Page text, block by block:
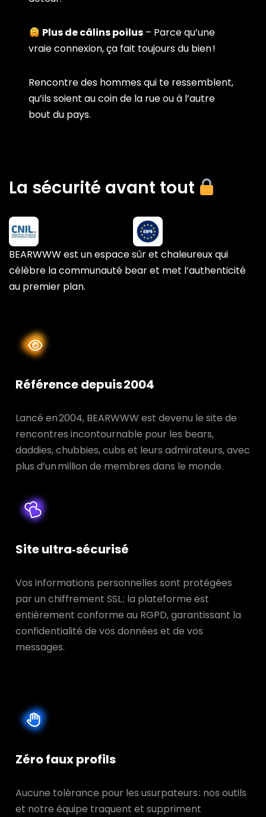
Plus de câlins poilus– Parce qu’une
vraie connexion, ça fait toujours du bien !
Rencontre des hommes qui te ressemblent,
qu’ils soient au coin de la rue ou à l’autre
bout du pays.
La sécurité avant tout
BEARWWW est un espace sûr et chaleureux qui
célèbre la communauté bear et met l’authenticité
au premier plan.
Référence depuis 2004
Lancé en 2004, BEARWWW est devenu le site de
rencontres incontournable pour les bears,
daddies, chubbies, cubs et leurs admirateurs, avec
plus d’un million de membres dans le monde.
Site ultra‑sécurisé
Vos informations personnelles sont protégées
par un chiffrement SSL ; la plateforme est
entièrement conforme au RGPD, garantissant la
confidentialité de vos données et de vos
messages.
Zéro faux profils
Aucune tolérance pour les usurpateurs : nos outils
et notre équipe traquent et suppriment